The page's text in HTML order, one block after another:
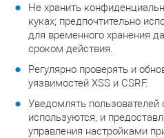
Не хранить
куках; предпочтительно
для временного хранения
сроком действия.
Регулярно проверять и
уязвимостей XSS и CSRF.
Уведомлять пользователей
используются, и
управления настройками